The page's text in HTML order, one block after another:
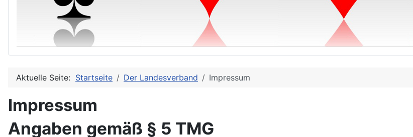
Aktuelle Seite: Startseite Der Landesverband Impressum
Impressum
Angaben gemäß § 5 TMG